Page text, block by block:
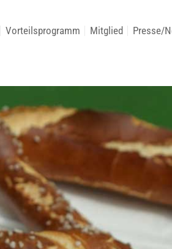
Vorteilsprogramm Mitglied Presse/